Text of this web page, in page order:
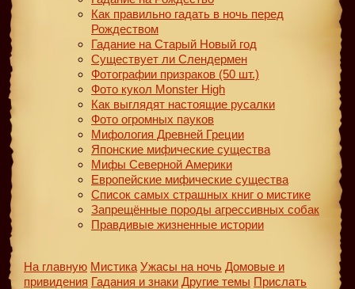
Как правильно гадать в ночь перед
Рождеством
Гадание на Старый Новый год
Существует ли Слендермен
Фотографии призраков (50 шт.)
Фото кукол Monster High
Как выглядят настоящие русалки
Фото огромных пауков
Мифология Древней Греции
Японские мифические существа
Мифы Северной Америки
Европейские мифические существа
Список самых страшных книг о мистике
Запрещённые породы агрессивных собак
Правдивые жизненные истории
На главную Мистика Ужасы на ночь Домовые и
привидения Гадания и знаки Другие темы Прислать